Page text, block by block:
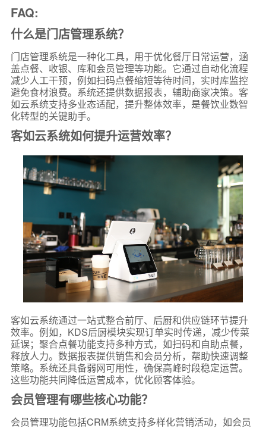
FAQ:
什么是门店管理系统？
门店管理系统是一种化工具，用于优化餐厅日常运营，涵
盖点餐、收银、库和会员管理等功能。它通过自动化流程
减少人工干预，例如扫码点餐缩短等待时间，实时库监控
避免食材浪费。系统还提供数据报表，辅助商家决策。客
如云系统支持多业态适配，提升整体效率，是餐饮业数智
化转型的关键助手。
客如云系统如何提升运营效率？
客如云系统通过一站式整合前厅、后厨和供应链环节提升
效率。例如，KDS后厨模块实现订单实时传递，减少传菜
延误；聚合点餐功能支持多种方式，如扫码和自助点餐，
释放人力。数据报表提供销售和会员分析，帮助快速调整
策略。系统还具备弱网可用性，确保高峰时段稳定运营。
这些功能共同降低运营成本，优化顾客体验。
会员管理有哪些核心功能？
会员管理功能包括CRM系统支持多样化营销活动，如会员